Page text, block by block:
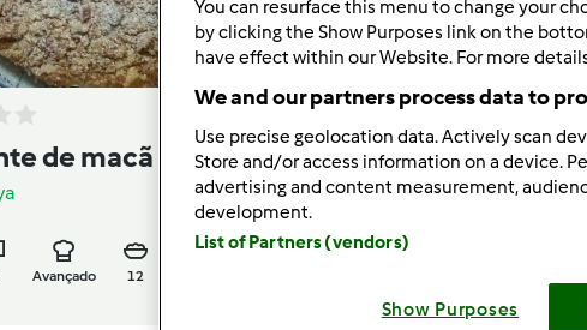
de macã
Avançado 12
Delicia de
porlibertya
You can resurface this menu to change your
by clicking the Show Purposes link on the
have effect within our Website. For more
We and our partners process data to
Use precise geolocation data. Actively scan
Store and/or access information on a device.
advertising and content measurement,
development.
List of Partners (vendors)
Show Purposes